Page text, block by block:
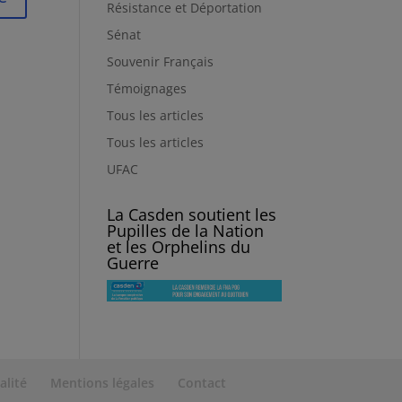
Résistance et Déportation
Sénat
Souvenir Français
Témoignages
Tous les articles
Tous les articles
UFAC
La Casden soutient les
Pupilles de la Nation
et les Orphelins du
Guerre
Mentions légales Contact